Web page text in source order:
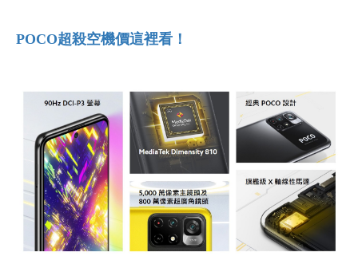
POCO超殺空機價這裡看！